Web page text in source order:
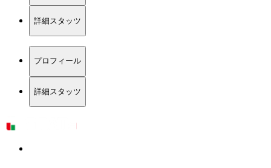
詳細スタッツ
プロフィール
詳細スタッツ